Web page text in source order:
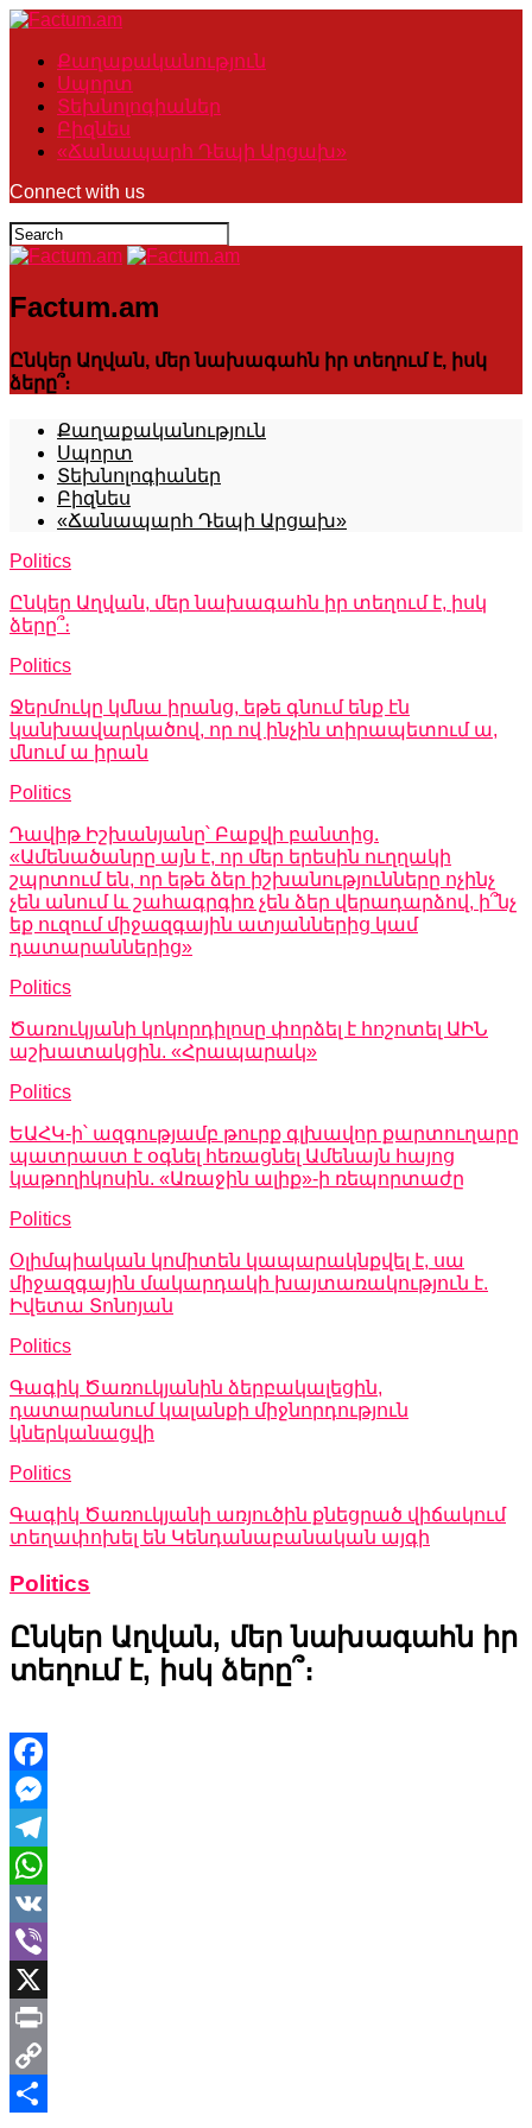
Քաղաքականություն
Սպորտ
Տեխնոլոգիաներ
Բիզնես
«Ճանապարհ Դեպի Արցախ»
Connect with us
Factum.am
Ընկեր Աղվան, մեր նախագահն իր տեղում է, իսկ
ձերը՞։
Քաղաքականություն
Սպորտ
Տեխնոլոգիաներ
Բիզնես
«Ճանապարհ Դեպի Արցախ»
Politics
Ընկեր Աղվան, մեր նախագահն իր տեղում է, իսկ
ձերը՞։
Politics
Ջերմուկը կմնա իրանց, եթե գնում ենք էն
կանխավարկածով, որ ով ինչին տիրապետում ա,
մնում ա իրան
Politics
Դավիթ Իշխանյանը՝ Բաքվի բանտից.
«Ամենածանրը այն է, որ մեր երեսին ուղղակի
շպրտում են, որ եթե ձեր իշխանությունները ոչինչ
չեն անում և շահագրգիռ չեն ձեր վերադարձով, ի՞նչ
եք ուզում միջազգային ատյաններից կամ
դատարաններից»
Politics
Ծառուկյանի կոկորդիլոսը փորձել է հոշոտել ԱԻՆ
աշխատակցին. «Հրապարակ»
Politics
ԵԱՀԿ-ի՝ ազգությամբ թուրք գլխավոր քարտուղարը
պատրաստ է օգնել հեռացնել Ամենայն հայոց
կաթողիկոսին. «Առաջին ալիք»-ի ռեպորտաժը
Politics
Օլիմպիական կոմիտեն կապարակնքվել է, սա
միջազգային մակարդակի խայտառակություն է.
Իվետա Տոնոյան
Politics
Գագիկ Ծառուկյանին ձերբակալեցին,
դատարանում կալանքի միջնորդություն
կներկանացվի
Politics
Գագիկ Ծառուկյանի առյուծին քնեցրած վիճակում
տեղափոխել են Կենդանաբանական այգի
Politics
Ընկեր Աղվան, մեր նախագահն իր
տեղում է, իսկ ձերը՞։
Facebook
Messenger
Telegram
WhatsApp
VK
Viber
X
Print
Copy